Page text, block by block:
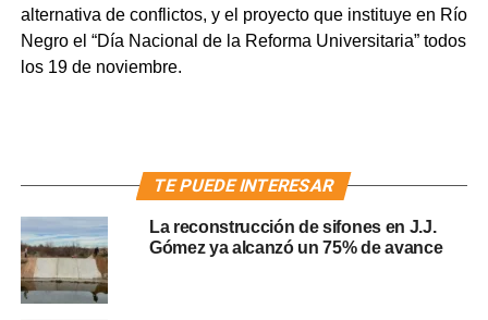
alternativa de conflictos, y el proyecto que instituye en Río
Negro el “Día Nacional de la Reforma Universitaria” todos
los 19 de noviembre.
TE PUEDE INTERESAR
La reconstrucción de sifones en J.J.
Gómez ya alcanzó un 75% de avance